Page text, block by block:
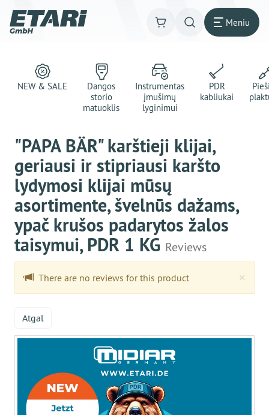
Meniu
NEW & SALE
Dangos
storio
matuoklis
Instrumentas
įmušimų
lyginimui
PDR
kabliukai
"PAPA BÄR" karštieji klijai,
geriausi ir stipriausi karšto
lydymosi klijai mūsų
asortimente, švelnūs dažams,
ypač krušos padarytos žalos
taisymui, PDR 1 KG Reviews
×
There are no reviews for this product
Atgal